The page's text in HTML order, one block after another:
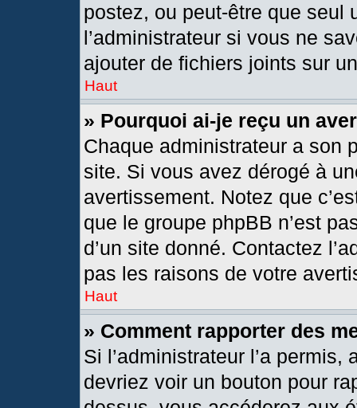
postez, ou peut-être que seul
l’administrateur si vous ne
ajouter de fichiers joints sur
Haut
» Pourquoi ai-je reçu un
Chaque administrateur a son
site. Si vous avez dérogé à
avertissement. Notez que
que le groupe phpBB n’est
d’un site donné. Contactez
pas les raisons de votre
Haut
» Comment rapporter des
Si l’administrateur l’a
devriez voir un bouton pour